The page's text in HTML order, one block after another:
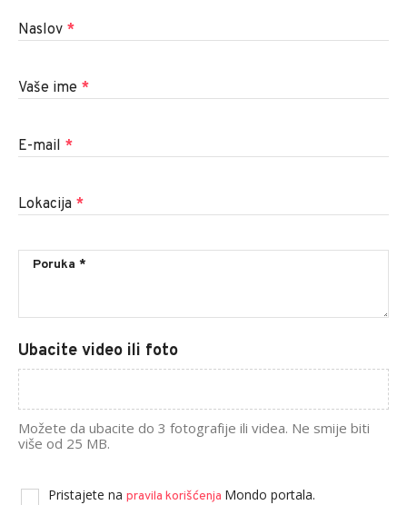
Naslov *
Vaše ime *
E-mail *
Lokacija *
Ubacite video ili foto
Možete da ubacite do 3 fotografije ili videa. Ne smije biti
više od 25 MB.
Pristajete na pravila korišćenja Mondo portala.